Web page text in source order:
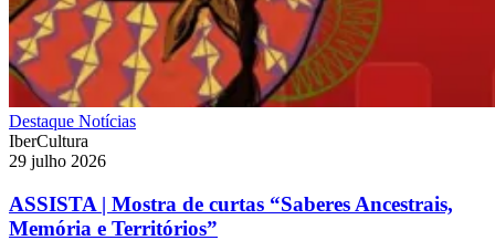
Destaque Notícias
IberCultura
29 julho 2026
ASSISTA | Mostra de curtas “Saberes Ancestrais,
Memória e Territórios”